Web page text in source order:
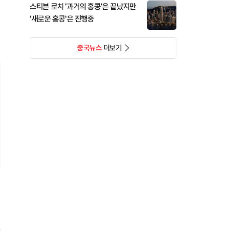
스티븐 로치 '과거의 홍콩'은 끝났지만
'새로운 홍콩'은 진행중
중국뉴스더보기